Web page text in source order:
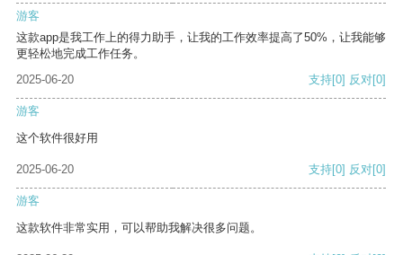
游客
这款app是我工作上的得力助手，让我的工作效率提高了50%，让我能够
更轻松地完成工作任务。
2025-06-20
支持[0] 反对[0]
游客
这个软件很好用
2025-06-20 支持[0] 反对[0]
游客
这款软件非常实用，可以帮助我解决很多问题。